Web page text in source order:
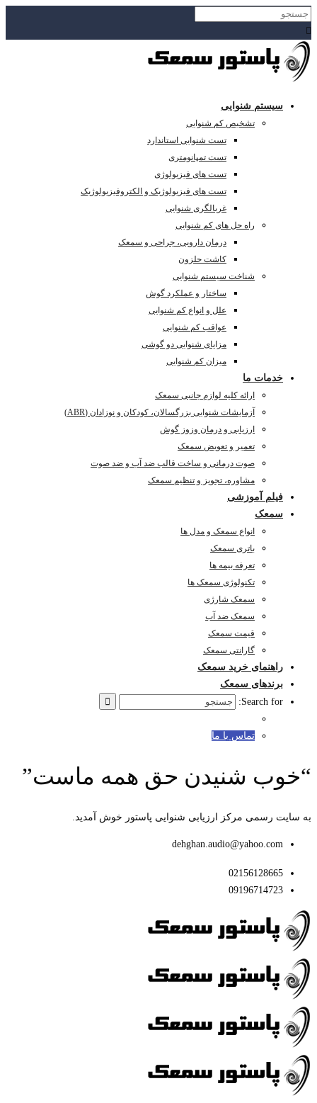
سیستم شنوایی
تشخیص کم شنوایی
تست شنوایی استاندارد
تست تمپانومتری
تست های فیزیولوژی
تست های فیزیولوژیک و الکتروفیزیولوژیک
غربالگری شنوایی
راه حل های کم شنوایی
درمان دارویی، جراحی و سمعک
کاشت حلزون
شناخت سیستم شنوایی
ساختار و عملکرد گوش
علل و انواع کم شنوایی
عواقب کم شنوایی
مزایای شنوایی دو گوشی
میزان کم شنوایی
خدمات ما
ارائه کلیه لوازم جانبی سمعک
آزمایشات شنوایی بزرگسالان، کودکان و نوزادان (ABR)
ارزیابی و درمان وزوز گوش
تعمیر و تعویض سمعک
صوت درمانی و ساخت قالب ضد آب و ضد صوت
مشاوره، تجویز و تنظیم سمعک
فیلم آموزشی
سمعک
انواع سمعک و مدل ها
باتری سمعک
تعرفه بیمه ها
تکنولوژی سمعک ها
سمعک شارژی
سمعک ضد آب
قیمت سمعک
گارانتی سمعک
راهنمای خرید سمعک
برندهای سمعک
Search for:
تماس با ما
“خوب شنیدن حق همه ماست”
به سایت رسمی مرکز ارزیابی شنوایی پاستور خوش آمدید.
dehghan.audio@yahoo.com
02156128665
09196714723